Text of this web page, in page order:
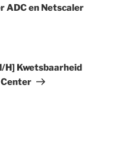
ADC en Netscaler
H] Kwetsbaarheid